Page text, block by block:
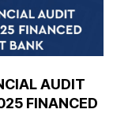
AUDIT
FINANCED